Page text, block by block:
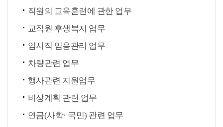
직원의 교육훈련에 관한 업무
교직원 후생복지 업무
임시직 임용관리 업무
차량관련 업무
행사관련 지원업무
비상계획 관련 업무
연금(사학· 국민) 관련 업무